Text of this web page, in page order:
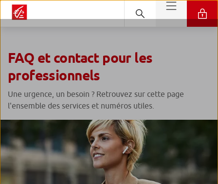
FAQ et contact pour les
professionnels
Une urgence, un besoin ? Retrouvez sur cette page
l'ensemble des services et numéros utiles.